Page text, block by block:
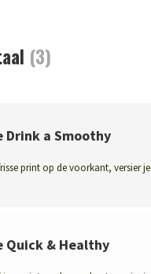
(3)
a Smoothy
print op de voorkant, versier je
Quick & Healthy